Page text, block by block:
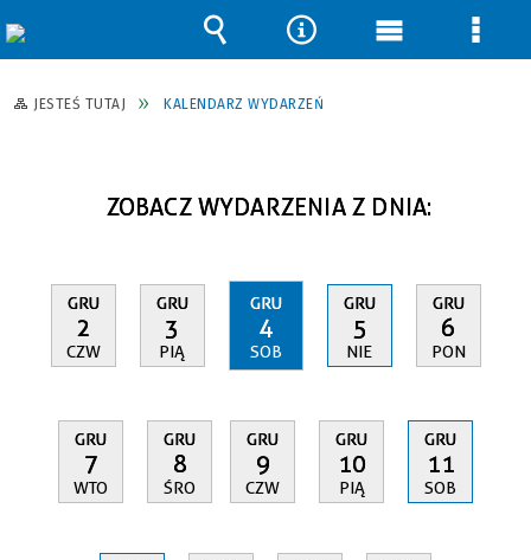
JESTEŚ TUTAJ KALENDARZ WYDARZEŃ
ZOBACZ WYDARZENIA Z DNIA:
GRU
2
CZW
GRU
3
PIĄ
GRU
4
SOB
GRU
5
NIE
GRU
6
PON
GRU
7
WTO
GRU
8
ŚRO
GRU
9
CZW
GRU
10
PIĄ
GRU
11
SOB
Wyszukiwarka
Narzędzia
Menu Menu